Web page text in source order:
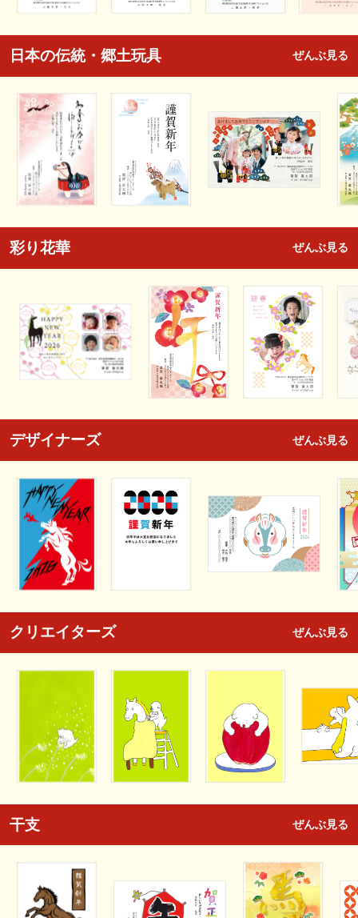
日本の伝統・郷土玩具 ぜんぶ見る
彩り花華 ぜんぶ見る
デザイナーズ ぜんぶ見る
クリエイターズ ぜんぶ見る
干支 ぜんぶ見る